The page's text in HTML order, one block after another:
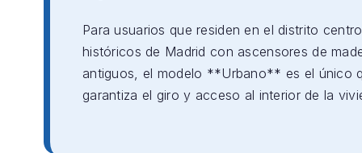
Para usuarios que residen en el distrito
históricos de Madrid con ascensores de
antiguos, el modelo **Urbano** es el único
garantiza el giro y acceso al interior de la